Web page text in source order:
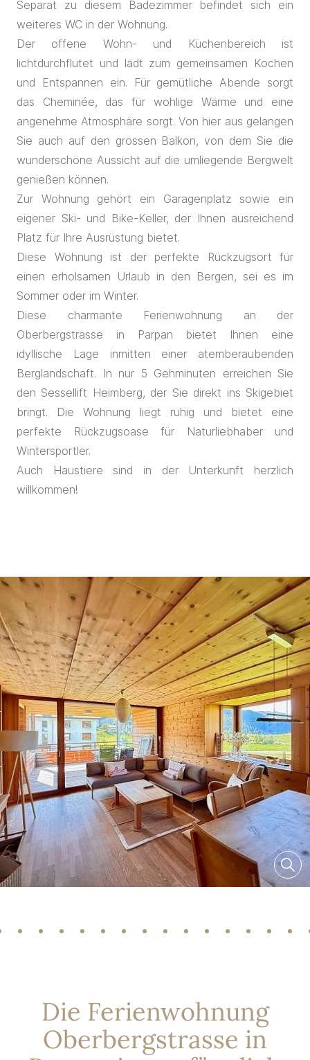
Separat zu diesem Badezimmer befindet sich ein
weiteres WC in der Wohnung.
Der offene Wohn- und Küchenbereich ist
lichtdurchflutet und lädt zum gemeinsamen Kochen
und Entspannen ein. Für gemütliche Abende sorgt
das Cheminée, das für wohlige Wärme und eine
angenehme Atmosphäre sorgt. Von hier aus gelangen
Sie auch auf den grossen Balkon, von dem Sie die
wunderschöne Aussicht auf die umliegende Bergwelt
genießen können.
Zur Wohnung gehört ein Garagenplatz sowie ein
eigener Ski- und Bike-Keller, der Ihnen ausreichend
Platz für Ihre Ausrüstung bietet.
Diese Wohnung ist der perfekte Rückzugsort für
einen erholsamen Urlaub in den Bergen, sei es im
Sommer oder im Winter.
Diese charmante Ferienwohnung an der
Oberbergstrasse in Parpan bietet Ihnen eine
idyllische Lage inmitten einer atemberaubenden
Berglandschaft. In nur 5 Gehminuten erreichen Sie
den Sessellift Heimberg, der Sie direkt ins Skigebiet
bringt. Die Wohnung liegt ruhig und bietet eine
perfekte Rückzugsoase für Naturliebhaber und
Wintersportler.
Auch Haustiere sind in der Unterkunft herzlich
willkommen!
Die Ferienwohnung
Oberbergstrasse in